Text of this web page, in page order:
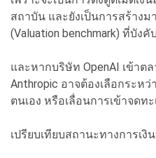
สถาบัน และยังเป็นการสร้าง
(Valuation benchmark) ที่บัง
และหากบริษัท OpenAI เข้าต
Anthropic อาจต้องเลือกระหว่
ตนเอง หรือเลื่อนการเข้าจดท
เปรียบเทียบสถานะทางการเงิ